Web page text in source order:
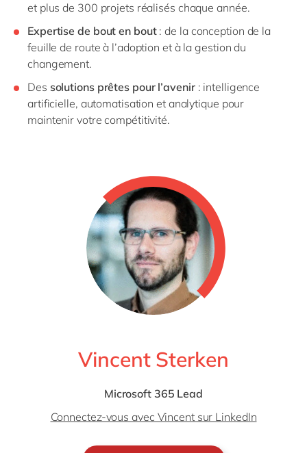
et plus de 300 projets réalisés chaque année.
Expertise de bout en bout: de la conception de la
feuille de route à l’adoption et à la gestion du
changement.
Des solutions prêtes pour l’avenir: intelligence
artificielle, automatisation et analytique pour
maintenir votre compétitivité.
Vincent Sterken
Microsoft 365 Lead
Connectez-vous avec Vincent sur LinkedIn